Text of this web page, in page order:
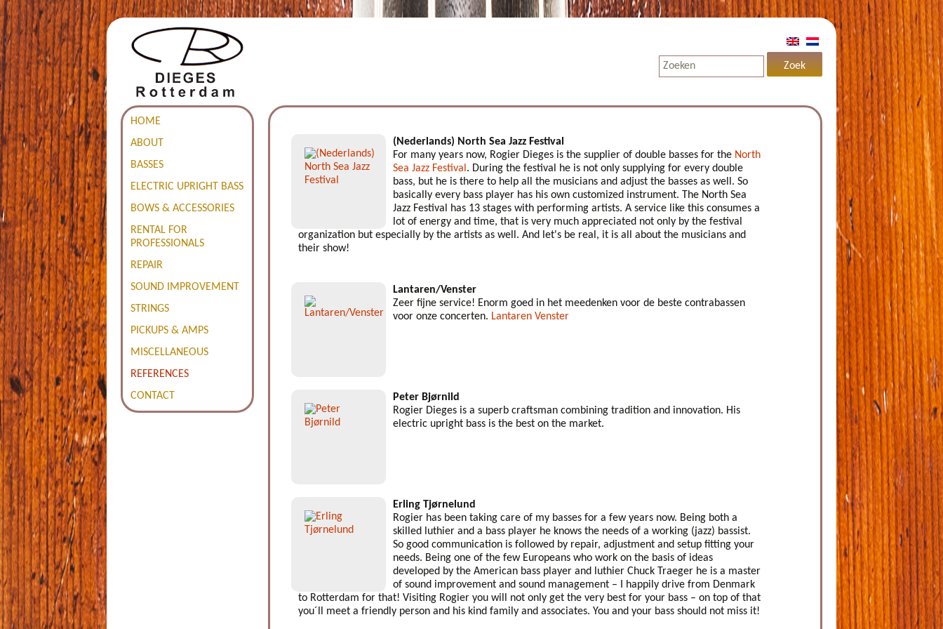
HOME
ABOUT
BASSES
ELECTRIC UPRIGHT BASS
BOWS & ACCESSORIES
RENTAL FOR
PROFESSIONALS
REPAIR
SOUND IMPROVEMENT
STRINGS
PICKUPS & AMPS
MISCELLANEOUS
REFERENCES
CONTACT
(Nederlands) North Sea Jazz Festival
For many years now, Rogier Dieges is the supplier of double basses for the North
Sea Jazz Festival . During the festival he is not only supplying for every double
bass, but he is there to help all the musicians and adjust the basses as well. So
basically every bass player has his own customized instrument. The North Sea
Jazz Festival has 13 stages with performing artists. A service like this consumes a
lot of energy and time, that is very much appreciated not only by the festival
organization but especially by the artists as well. And let's be real, it is all about the musicians and
their show!
Lantaren/Venster
Zeer fijne service! Enorm goed in het meedenken voor de beste contrabassen
voor onze concerten. Lantaren Venster
Peter Bjørnild
Rogier Dieges is a superb craftsman combining tradition and innovation. His
electric upright bass is the best on the market.
Erling Tjørnelund
Rogier has been taking care of my basses for a few years now. Being both a
skilled luthier and a bass player he knows the needs of a working (jazz) bassist.
So good communication is followed by repair, adjustment and setup fitting your
needs. Being one of the few Europeans who work on the basis of ideas
developed by the American bass player and luthier Chuck Traeger he is a master
of sound improvement and sound management – I happily drive from Denmark
to Rotterdam for that! Visiting Rogier you will not only get the very best for your bass – on top of that
you´ll meet a friendly person and his kind family and associates. You and your bass should not miss it!